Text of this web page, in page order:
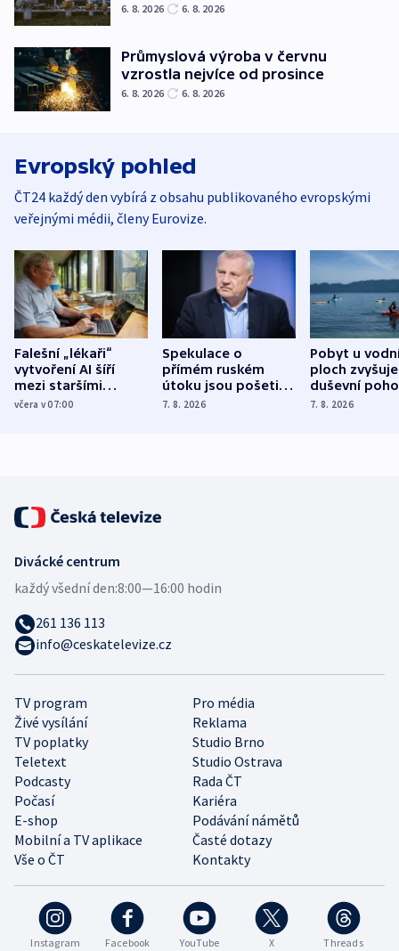
6. 8. 2026 6. 8. 2026
Průmyslová výroba v červnu
vzrostla nejvíce od prosince
6. 8. 2026 6. 8. 2026
Evropský pohled
ČT24 každý den vybírá z obsahu publikovaného evropskými
veřejnými médii, členy Eurovize.
Falešní „lékaři“
vytvoření AI šíří
mezi staršími
Poláky nebezpečné
včera v 07:00
Spekulace o
přímém ruském
útoku jsou pošetilé,
míní estonský
7. 8. 2026
Pobyt u
ploch zvyšuje
duševní
ukázala
7. 8. 2026
Instagram Facebook YouTube X Threads
TV program
Pro média
Živé vysílání
Reklama
TV poplatky
Studio Brno
Teletext
Studio Ostrava
Podcasty
Rada ČT
Počasí
Kariéra
E-shop
Podávání námětů
Mobilní a TV aplikace
Časté dotazy
Vše o ČT
Kontakty
Divácké centrum
každý všední den:8:00—16:00 hodin
261 136 113
info@ceskatelevize.cz